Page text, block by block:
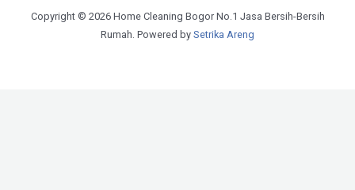
Copyright © 2026 Home Cleaning Bogor No.1 Jasa Bersih-Bersih
Rumah. Powered by Setrika Areng